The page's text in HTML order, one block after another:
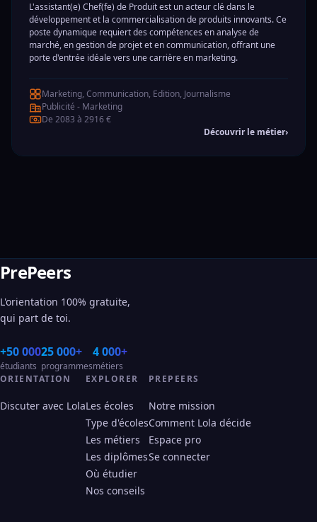
L'assistant(e) Chef(fe) de Produit est un acteur clé dans le
développement et la commercialisation de produits innovants. Ce
poste dynamique requiert des compétences en analyse de
marché, en gestion de projet et en communication, offrant une
porte d'entrée idéale vers une carrière en marketing.
Marketing, Communication, Edition, Journalisme
Publicité - Marketing
De 2083 à 2916 €
Découvrir le métier›
PrePeers
L'orientation 100% gratuite,
qui part de toi.
+50 000
étudiants
25 000+
programmes
4 000+
métiers
ORIENTATION
Discuter avec Lola
EXPLORER
Les écoles
Type d'écoles
Les métiers
Les diplômes
Où étudier
Nos conseils
PREPEERS
Notre mission
Comment Lola décide
Espace pro
Se connecter